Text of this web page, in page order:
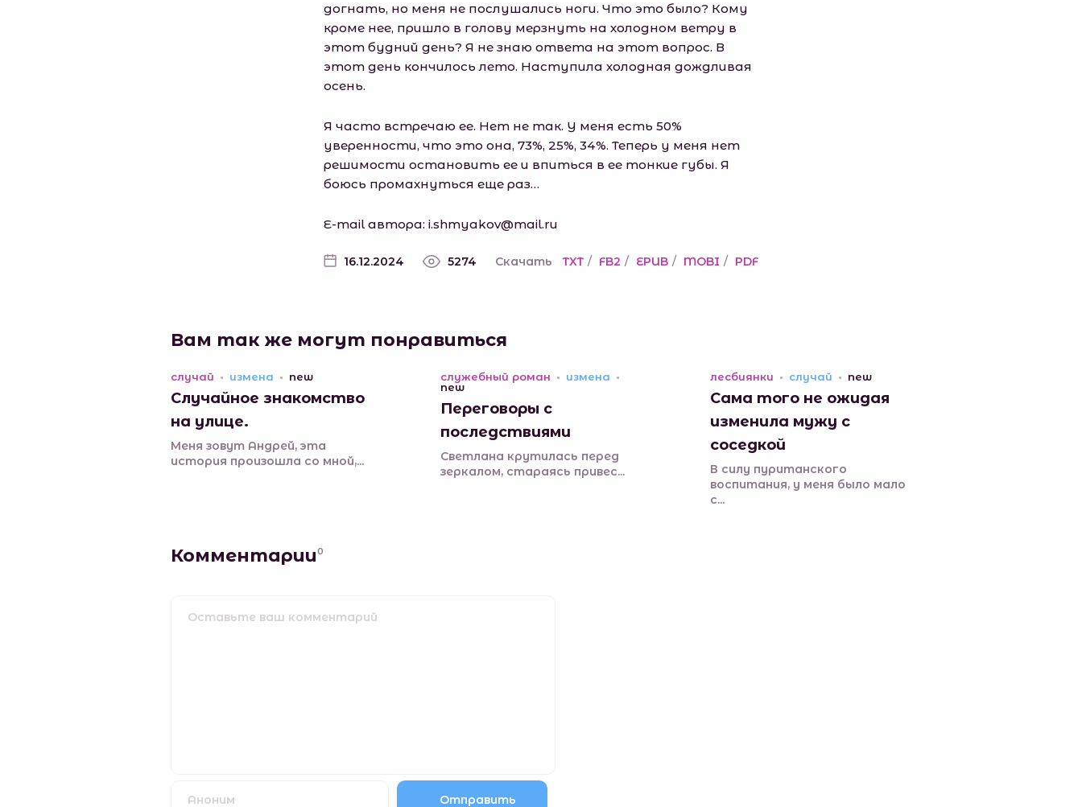
догнать, но меня не послушались ноги. Что это было? Кому
кроме нее, пришло в голову мерзнуть на холодном ветру в
этот будний день? Я не знаю ответа на этот вопрос. В
этот день кончилось лето. Наступила холодная дождливая
осень.
Я часто встречаю ее. Нет не так. У меня есть 50%
уверенности, что это она, 73%, 25%, 34%. Теперь у меня нет
решимости остановить ее и впиться в ее тонкие губы. Я
боюсь промахнуться еще раз…
Е-mаil автора: i.shmyаkоv@mаil.ru
16.12.2024 5274 Скачать TXT / FB2 / EPUB / MOBI / PDF
Вам так же могут понравиться
случай измена new
Случайное знакомство
на улице.
Меня зовут Андрей, эта
история произошла со мной,...
служебный роман
измена
new
Переговоры с
последствиями
Светлана крутилась перед
зеркалом, стараясь привес...
лесбиянки случай new
Сама того не ожидая
изменила мужу с
соседкой
В силу пуританского
воспитания, у меня было мало
с...
Комментарии0